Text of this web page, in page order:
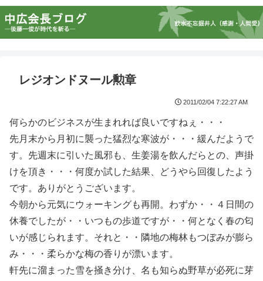
レジオンドヌール勲章
2011/02/04 7:22:27 AM
何らかのビジネスが生まれれば良いですねぇ・・・
先月末から月初に襲った猛烈な寒波が・・・緩んだようで
す。先週末に引いた風邪も、生姜湯を飲んだらとの、声掛
けを頂き・・・何度か試した結果、どうやら回復したよう
です。ありがとうございます。
今朝から元気にウォーキングも再開。わずか・・４日間の
休養でしたが・・いつもの歩道ですが・・何となく春の匂
いが感じられます。それと・・隣地の梅林もつぼみが膨ら
み・・・柔らかな梅の香りが漂います。
軒先に溜まった雪を掻き分け、名も知らぬ野草が必死に芽